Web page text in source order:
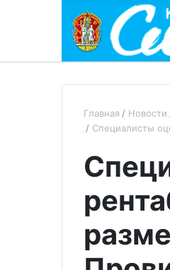
Главная Новости
Специалисты